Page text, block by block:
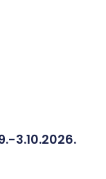
3.10.2026.